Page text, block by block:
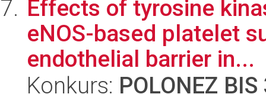
Effects of tyrosine
eNOS-based platelet
endothelial barrier in...
Konkurs: POLONEZ BIS